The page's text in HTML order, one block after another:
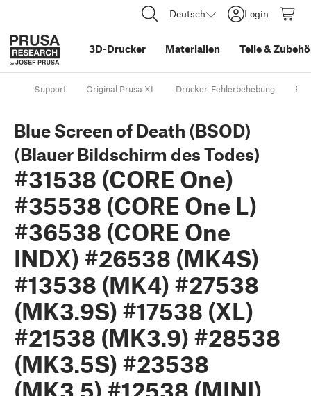
Deutsch Login
3D-Drucker Materialien Teile&
Support Original Prusa XL Drucker-Fehlerbehebung
Blue Screen of Death (BSOD)
(Blauer Bildschirm des Todes)
#31538 (CORE One)
#35538 (CORE One L)
#36538 (CORE One
INDX) #26538 (MK4S)
#13538 (MK4) #27538
(MK3.9S) #17538 (XL)
#21538 (MK3.9) #28538
(MK3.5S) #23538
(MK3.5) #12538 (MINI)